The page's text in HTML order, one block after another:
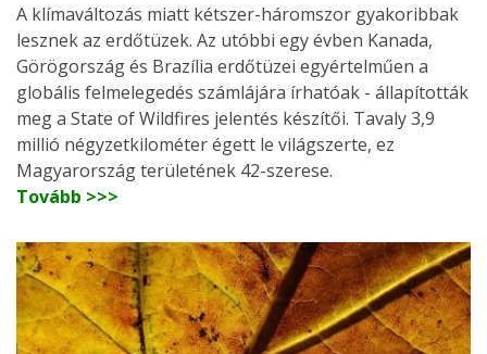
A klímaváltozás miatt kétszer-háromszor gyakoribbak
lesznek az erdőtüzek. Az utóbbi egy évben Kanada,
Görögország és Brazília erdőtüzei egyértelműen a
globális felmelegedés számlájára írhatóak - állapították
meg a State of Wildfires jelentés készítői. Tavaly 3,9
millió négyzetkilométer égett le világszerte, ez
Magyarország területének 42-szerese.
Tovább >>>